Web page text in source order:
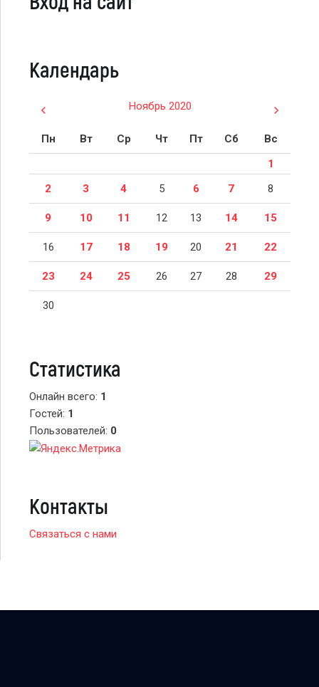
Календарь
Ноябрь 2020
Пн Вт Ср Чт Пт Сб
Вс
1
2
3 4 5 6 7 8
9 10 11 12 13 14 15
16 17 18 19 20 21 22
23 24 25 26 27 28 29
30
Статистика
Онлайн всего: 1
Гостей: 1
Пользователей: 0
Контакты
Связаться с нами